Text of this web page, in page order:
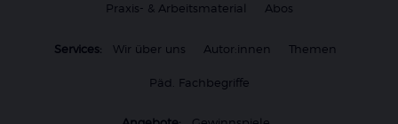
Praxis- & Arbeitsmaterial Abos
Services: Wir über uns Autor:innen Themen
Päd. Fachbegriffe